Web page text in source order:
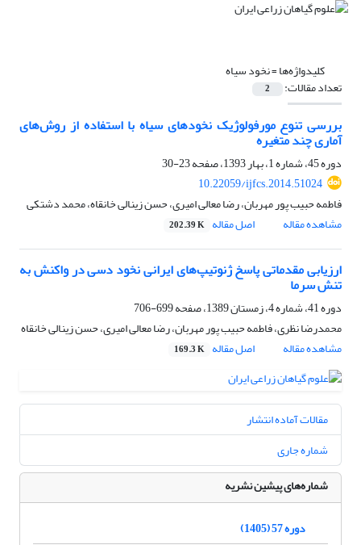
کلیدواژه‌ها =نخود سیاه
تعداد مقالات: 2
بررسی تنوع مورفولوژیک نخودهای سیاه با استفاده از روش‌های
آماری چند متغیره
دوره 45، شماره 1، بهار 1393، صفحه
23-30
10.22059/ijfcs.2014.51024
فاطمه حبیب پور مهربان، رضا معالی امیری، حسن زینالی خانقاه، محمد دشتکی
مشاهده مقاله
اصل مقاله 202.39 K
ارزیابی مقدماتی پاسخ ژنوتیپ‌های ایرانی نخود دسی در واکنش به
تنش سرما
دوره 41، شماره 4، زمستان 1389، صفحه
699-706
محمدرضا نظری، فاطمه حبیب پور مهربان، رضا معالی امیری، حسن زینالی خانقاه
مشاهده مقاله
اصل مقاله 169.3 K
مقالات آماده انتشار
شماره جاری
شماره‌های پیشین نشریه
دوره 57 (1405)